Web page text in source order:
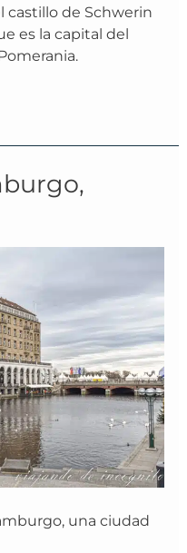
castillo de Schwerin
es la capital del
una ciudad